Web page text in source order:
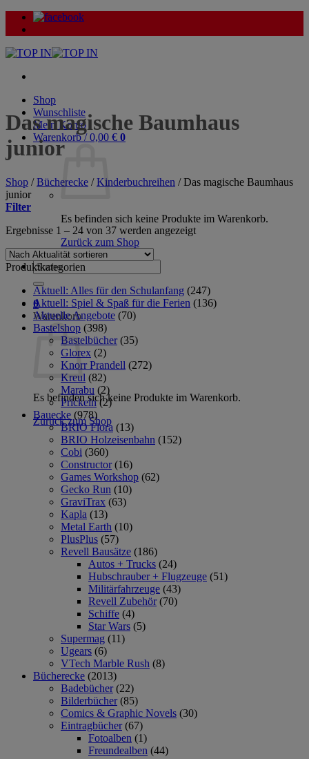
Zum
Inhalt
Shop
Wunschliste
Mein Konto
Warenkorb /0,00 € 0
Es befinden sich keine Produkte im Warenkorb.
Zurück zum Shop
Suche
nach:
0
Warenkorb
Es befinden sich keine Produkte im Warenkorb.
Zurück zum Shop
Das magische Baumhaus
junior
Shop / Bücherecke / Kinderbuchreihen /Das magische Baumhaus
junior
Filter
Ergebnisse 1 – 24 von 37 werden angezeigtNach
Produktkategorien
Aktuell: Alles für den Schulanfang (247)
Aktuell: Spiel & Spaß für die Ferien (136)
Aktuelle Angebote (70)
Bastelshop (398)
Bastelbücher (35)
Glorex (2)
Knorr Prandell (272)
Kreul (82)
Marabu (2)
Prickeln (2)
Bauecke (978)
BRIO Flora (13)
BRIO Holzeisenbahn (152)
Cobi (360)
Constructor (16)
Games Workshop (62)
Gecko Run (10)
GraviTrax (63)
Kapla (13)
Metal Earth (10)
PlusPlus (57)
Revell Bausätze (186)
Autos + Trucks (24)
Hubschrauber + Flugzeuge (51)
Militärfahrzeuge (43)
Revell Zubehör (70)
Schiffe (4)
Star Wars (5)
Supermag (11)
Ugears (6)
VTech Marble Rush (8)
Bücherecke (2013)
Badebücher (22)
Bilderbücher (85)
Comics & Graphic Novels (30)
Eintragbücher (67)
Fotoalben (1)
Freundealben (44)